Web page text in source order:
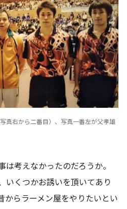
真右から二番目）、写真一番左が父孝雄
考えなかったのだろうか。
いくつかお誘いを頂いてあり
からラーメン屋をやりたいとい